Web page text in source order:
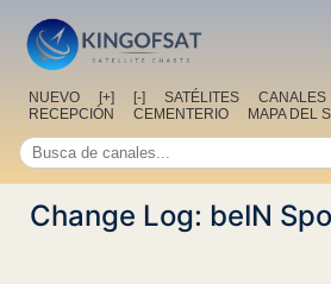
NUEVO [+] [-] SATÉLITES CANALES
RECEPCIÓN
CEMENTERIO MAPA DEL
Change Log: beIN